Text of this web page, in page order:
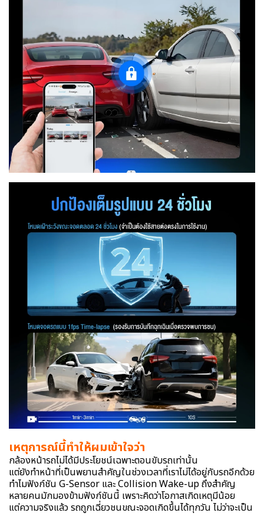
เหตุการณ์นี้ทำให้ผมเข้าใจว่า
กล้องหน้ารถไม่ได้มีประโยชน์เฉพาะตอนขับรถเท่านั้น
แต่ยังทำหน้าที่เป็นพยานสำคัญในช่วงเวลาที่เราไม่ได้อยู่กับรถอีกด้วย
ทำไมฟังก์ชัน G-Sensor และ Collision Wake-up ถึงสำคัญ
หลายคนมักมองข้ามฟังก์ชันนี้ เพราะคิดว่าโอกาสเกิดเหตุมีน้อย
แต่ความจริงแล้ว รถถูกเฉี่ยวชนขณะจอดเกิดขึ้นได้ทุกวัน ไม่ว่าจะเป็น